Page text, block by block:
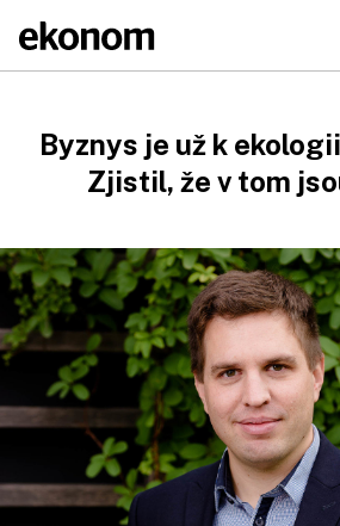
Byznys je už k
Zjistil, že v tom